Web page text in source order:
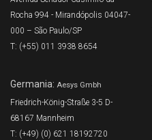
Rocha 994 - Mirandópolis 04047-
000 – São Paulo/SP
T: (+55) 011 3938 8654
Germania: Aesys Gmbh
Friedrich-König-Straße 3-5 D-
68167 Mannheim
T: (+49) (0) 621 18192720